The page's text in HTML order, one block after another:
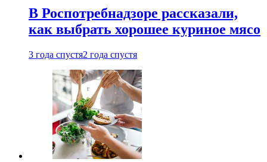
В Роспотребнадзоре рассказали,
как выбрать хорошее куриное мясо
3 года спустя2 года спустя